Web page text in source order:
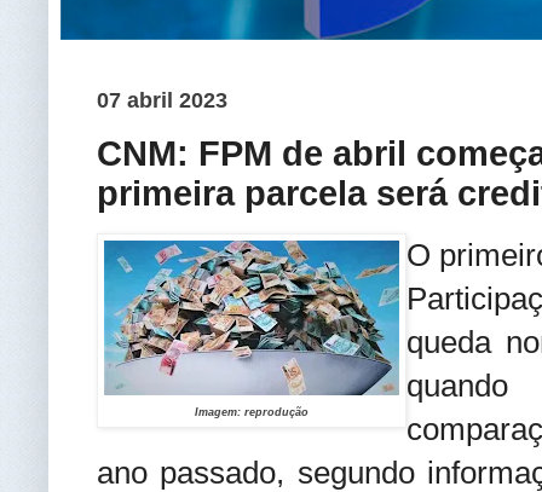
07 abril 2023
CNM: FPM de abril
primeira parcela será
Imagem: reprodução
O
queda
quando
ano passado, segundo